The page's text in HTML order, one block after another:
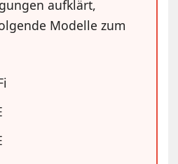
aufklärt,
Modelle zum